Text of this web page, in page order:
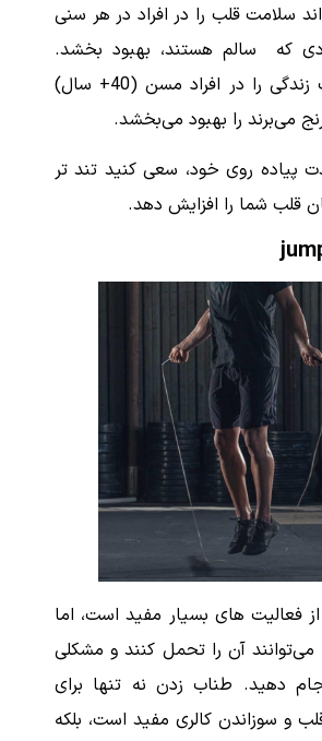
سلامت قلب را در افراد در هر سنی
که سالم هستند، بهبود بخشد.
همچنین کیفیت زندگی را در افراد مسن (40+ سال)
رنج می‌برند را بهبود می‌بخشد.
پیاده روی خود، سعی کنید تند تر
قلب شما را افزایش دهد.
فعالیت های بسیار مفید است، اما
آن را تحمل کنند و مشکلی
دهید. طناب زدن نه تنها برای
و سوزاندن کالری مفید است، بلکه